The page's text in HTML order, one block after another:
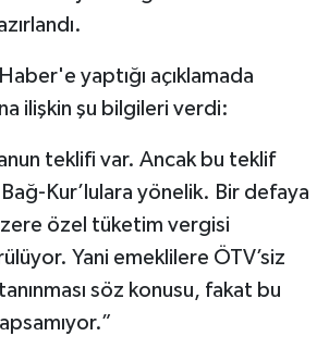
yaptığı açıklamada
ilişkin şu bilgileri verdi:
teklifi var. Ancak bu teklif
Kur’lulara yönelik. Bir defaya
özel tüketim vergisi
Yani emeklilere ÖTV’siz
söz konusu, fakat bu